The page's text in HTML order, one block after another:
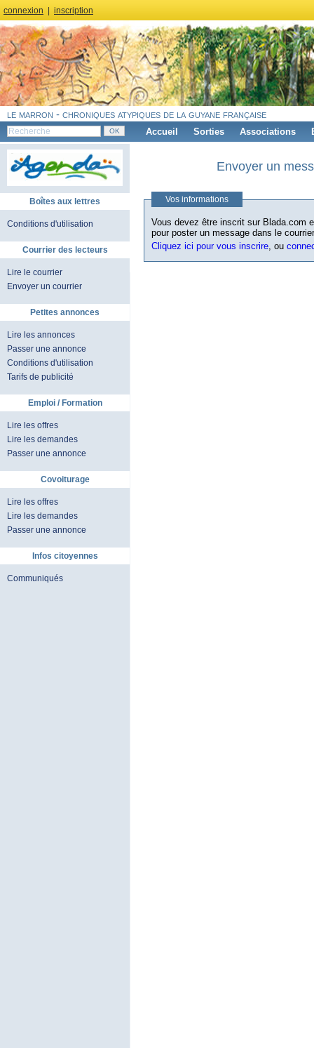
connexion inscription
le marron - chroniques atypiques de la guyane française
Accueil Sorties Associations
Boîtes aux lettres
Conditions d'utilisation
Courrier des lecteurs
Lire le courrier
Envoyer un courrier
Petites annonces
Lire les annonces
Passer une annonce
Conditions d'utilisation
Tarifs de publicité
Emploi / Formation
Lire les offres
Lire les demandes
Passer une annonce
Covoiturage
Lire les offres
Lire les demandes
Passer une annonce
Infos citoyennes
Communiqués
Envoyer un
Vos informations
Vous devez être inscrit sur Blada.com
pour poster un message dans le
Cliquez ici pour vous inscrire, ou